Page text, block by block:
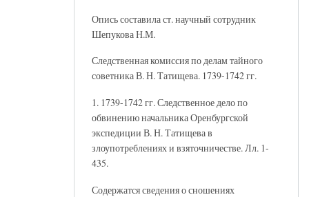
Опись составила ст. научный сотрудник
Шепукова Н.М.
Следственная комиссия по делам тайного
советника В. Н. Татищева. 1739-1742 гг.
1. 1739-1742 гг. Следственное дело по
обвинению начальника Оренбургской
экспедиции В. Н. Татищева в
злоупотреблениях и взяточничестве. Лл. 1-
435.
Содержатся сведения о сношениях